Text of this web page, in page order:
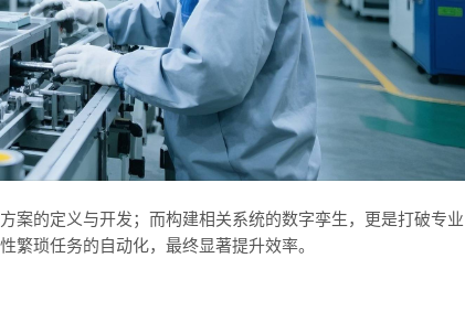
案的定义与开发；而构建相关系统的数字孪生，更是打破专业
繁琐任务的自动化，最终显著提升效率。